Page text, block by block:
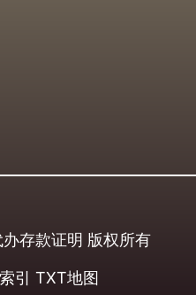
存款证明 版权所有
引 TXT地图